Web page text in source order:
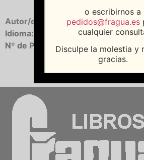
Autor/es:
Amorós Quiles, Mario
Idioma:
Nº de Páginas:128
o escribirnos a
pedidos@fragua.es
cualquier
Disculpe la molestia y
gracias.